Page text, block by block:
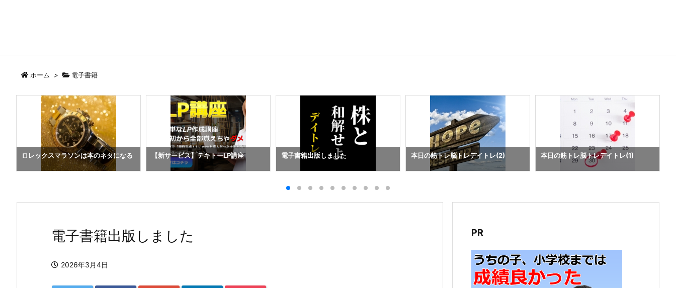
ホーム > 電子書籍
ロレックスマラソンは本のネタになる 【新サービス】テキトーLP講座 電子書籍出版しました 本日の筋トレ脳トレデイトレ(2) 本日の筋トレ脳トレデイトレ(1)
電子書籍出版しました
2026年3月4日
PR